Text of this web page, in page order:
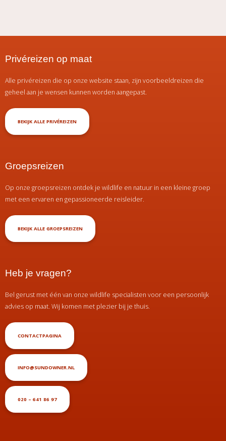
Privéreizen op maat
Alle privéreizen die op onze website staan, zijn voorbeeldreizen die
geheel aan je wensen kunnen worden aangepast.
BEKIJK ALLE PRIVÉREIZEN
Groepsreizen
Op onze groepsreizen ontdek je wildlife en natuur in een kleine groep
met een ervaren en gepassioneerde reisleider.
BEKIJK ALLE GROEPSREIZEN
Heb je vragen?
Bel gerust met één van onze wildlife specialisten voor een persoonlijk
advies op maat. Wij komen met plezier bij je thuis.
CONTACTPAGINA
INFO@SUNDOWNER.NL
020 – 641 86 97